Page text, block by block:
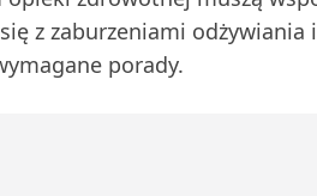
z zaburzeniami odżywiania
porady.